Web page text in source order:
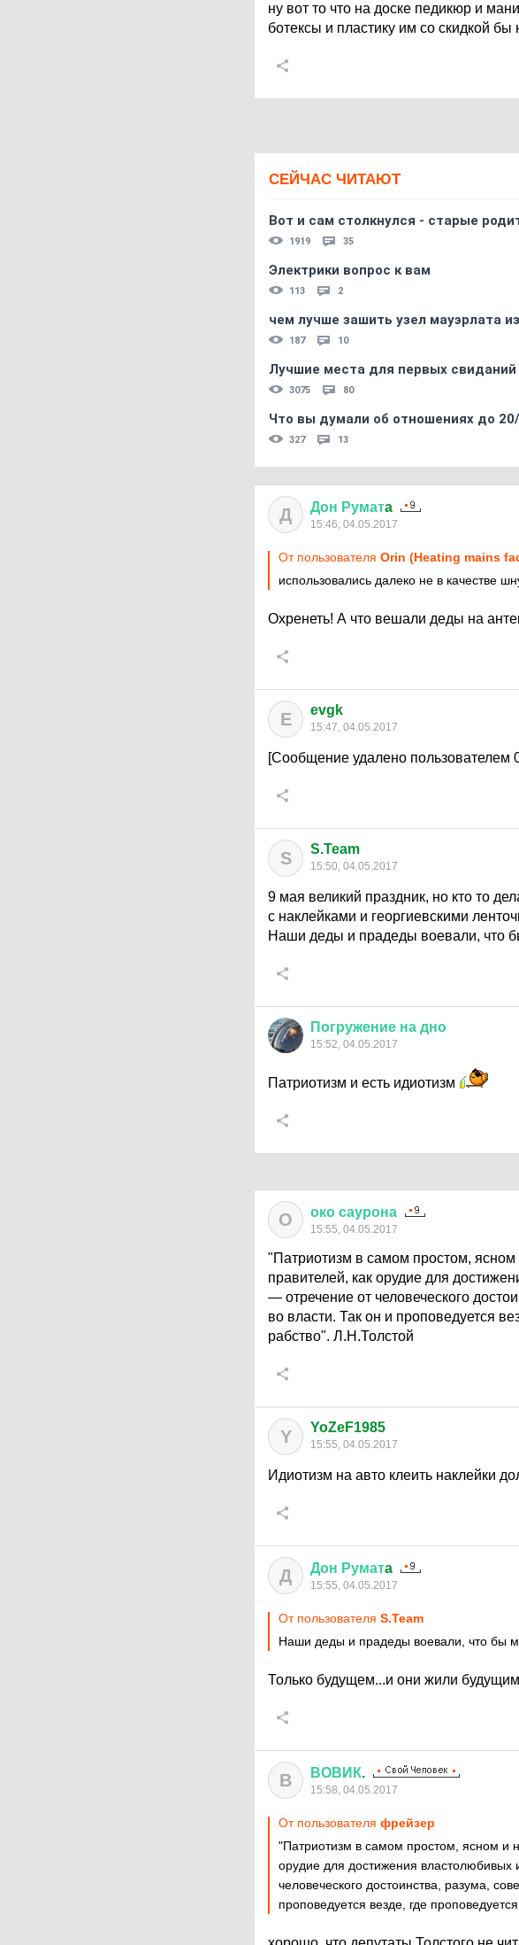
ну вот то что на доске педикюр и
ботексы и пластику им со скидкой бы
СЕЙЧАС ЧИТАЮТ
Вот и сам столкнулся - старые
1919 35
Электрики вопрос к вам
113 2
чем лучше зашить узел мауэрлата
187 10
Лучшие места для первых
3075 80
Что вы думали об отношениях до
327 13
Д Дон Руматa
15:46, 04.05.2017
От пользователя Orin (Heating mains
использовались далеко не в качестве
Охренеть! А что вешали деды на
E evgk
15:47, 04.05.2017
[Сообщение удалено пользователем
S S.Team
15:50, 04.05.2017
9 мая великий праздник, но кто то
с наклейками и георгиевскими
Наши деды и прадеды воевали, что
Погружение на дно
15:52, 04.05.2017
Патриотизм и есть идиотизм
О око саурона
15:55, 04.05.2017
"Патриотизм в самом простом,
правителей, как орудие для
— отречение от человеческого
во власти. Так он и проповедуется
рабство". Л.Н.Толстой
Y YoZeF1985
15:55, 04.05.2017
Идиотизм на авто клеить наклейки
Д Дон Руматa
15:55, 04.05.2017
От пользователя S.Team
Наши деды и прадеды воевали, что бы
Только будущем...и они жили
В ВОВИК.
15:58, 04.05.2017
От пользователя фрейзер
"Патриотизм в самом простом, ясном и
орудие для достижения
человеческого достоинства, разума,
проповедуется везде, где